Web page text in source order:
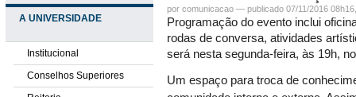
A UNIVERSIDADE
Institucional
Conselhos Superiores
por comunicacao —publicado 07/11/2016
Programação do evento inclui
rodas de conversa, atividades
será nesta segunda-feira, às 19h,
Um espaço para troca de